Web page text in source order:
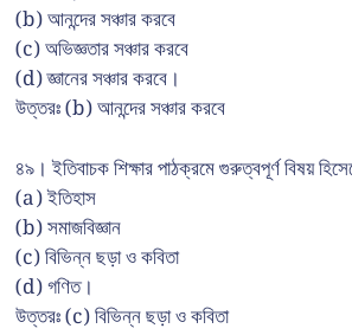
(b) আনন্দের সঞ্চার করবে
(c) অভিজ্ঞতার সঞ্চার করবে
(d) জ্ঞানের সঞ্চার করবে।
উত্তরঃ (b) আনন্দের সঞ্চার করবে
৪৯। ইতিবাচক শিক্ষার পাঠক্রমে গুরুত্বপূর্ণ বিষয়
(a) ইতিহাস
(b) সমাজবিজ্ঞান
(c) বিভিন্ন ছড়া ও কবিতা
(d) গণিত।
উত্তরঃ (c) বিভিন্ন ছড়া ও কবিতা